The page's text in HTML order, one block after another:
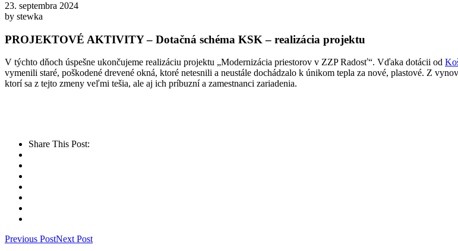
23. septembra 2024
by stewka
PROJEKTOVÉ AKTIVITY – Dotačná schéma KSK – realizácia projektu
V týchto dňoch úspešne ukončujeme realizáciu projektu „Modernizácia priestorov v ZZP Radosť“. Vďaka dotácii od
vymenili staré, poškodené drevené okná, ktoré netesnili a neustále dochádzalo k únikom tepla za nové, plastové. Z
ktorí sa z tejto zmeny veľmi tešia, ale aj ich príbuzní a zamestnanci zariadenia.
Share This Post:
Previous PostNext Post